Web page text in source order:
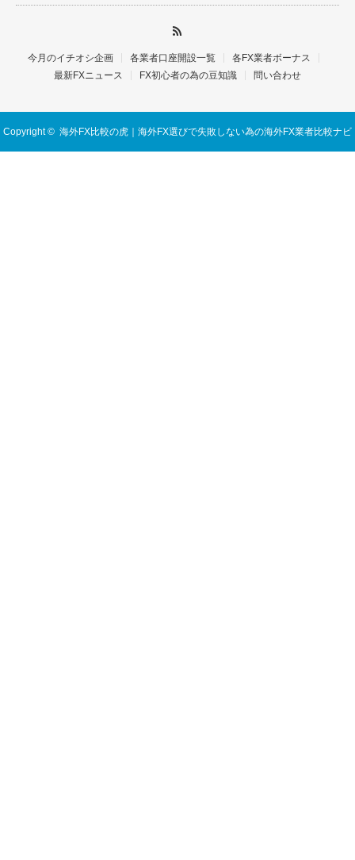
今月のイチオシ企画 各業者口座開設一覧
各FX業者ボーナス
最新FXニュース
FX初心者の為の豆知識 問い合わせ
Copyright © 海外FX比較の虎｜海外FX選びで失敗しない為の海外FX業者比較ナビ